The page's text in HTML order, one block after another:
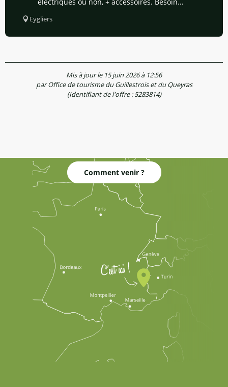
Eygliers
Mis à jour le 15 juin 2026 à 12:56
par Office de tourisme du Guillestrois et du Queyras
(Identifiant de l'offre :5283814)
Comment venir ?